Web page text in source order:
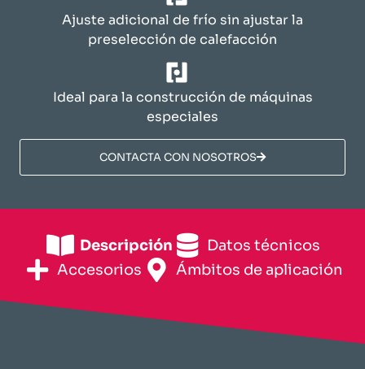
Ajuste adicional de frío sin ajustar la
preselección de calefacción
Ideal para la construcción de máquinas
especiales
​CONTACTA CON NOSOTROS​
Descripción
​Datos técnicos​
Accesorios
​Ámbitos de aplicación​